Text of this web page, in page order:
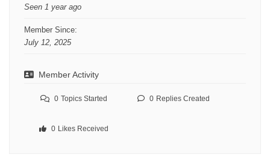
Seen 1 year ago
Member Since:
July 12, 2025
Member Activity
0 Topics Started 0 Replies Created
0 Likes Received